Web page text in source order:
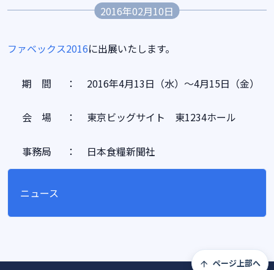
2016年02月10日
ファベックス2016に出展いたします。
期 間 ： 2016年4月13日（水）～4月15日（金）
会 場 ： 東京ビッグサイト 東1234ホール
事務局 ： 日本食糧新聞社
ニュース
ページ上部へ